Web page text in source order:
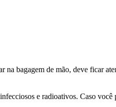
bagagem de mão, deve ficar
e radioativos. Caso